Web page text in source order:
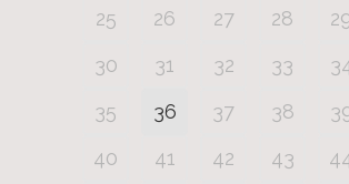
25
26 27 28
30
31 32 33
35
36 37 38
40
41 42 43